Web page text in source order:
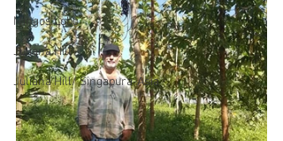
Mingos Lobo
Juliana Hill
Juliana Hill/ Singapura-Ásia